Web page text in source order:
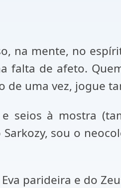
na mente, no
falta de afeto.
de uma vez, jogue
seios à mostra
sou o
parideira e do